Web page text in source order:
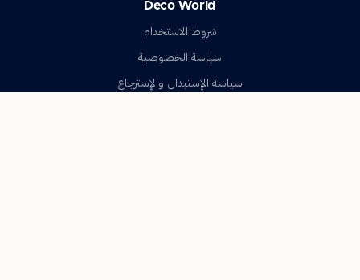
Deco World
شروط الاستخدام
سياسة الخصوصية
سياسة الإستبدال والإسترجاع